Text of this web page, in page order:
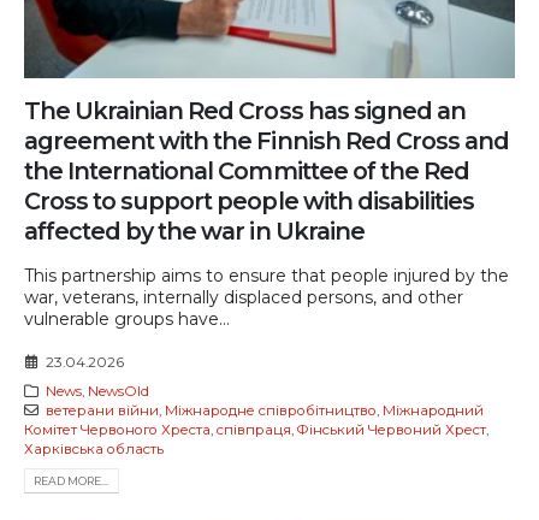
The Ukrainian Red Cross has signed an
agreement with the Finnish Red Cross and
the International Committee of the Red
Cross to support people with disabilities
affected by the war in Ukraine
This partnership aims to ensure that people injured by the
war, veterans, internally displaced persons, and other
vulnerable groups have...
23.04.2026
News, NewsOld
ветерани війни Міжнародне співробітництво Міжнародний
Комітет Червоного Хреста співпраця Фінський Червоний Хрест,
Харківська область
READ MORE...